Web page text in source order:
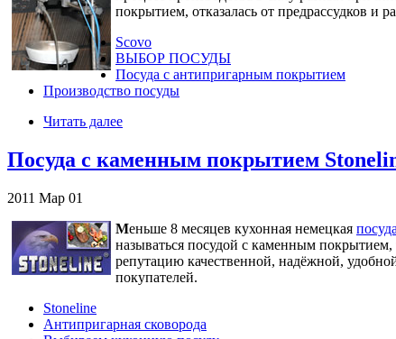
покрытием, отказалась от предрассудков и
Scovo
ВЫБОР ПОСУДЫ
Посуда с антипригарным покрытием
Производство посуды
Читать далее
Посуда с каменным покрытием
2011 Мар 01
Меньше 8 месяцев кухонная немецкая
называться посудой с каменным покрытием,
репутацию качественной, надёжной,
покупателей.
Stoneline
Антипригарная сковорода